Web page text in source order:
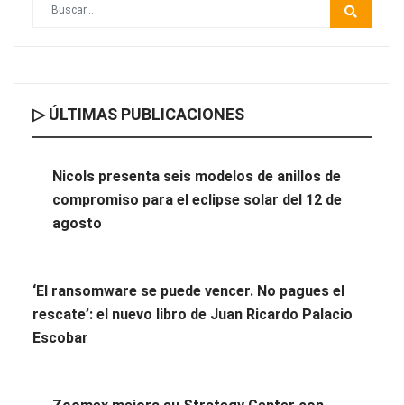
eclipse solar del 12 de agosto
‘El ransomware se puede vencer. No pagues el rescate’: el
▷ ÚLTIMAS PUBLICACIONES
Nicols presenta seis modelos de anillos de
compromiso para el eclipse solar del 12 de
agosto
‘El ransomware se puede vencer. No pagues el
rescate’: el nuevo libro de Juan Ricardo Palacio
Escobar